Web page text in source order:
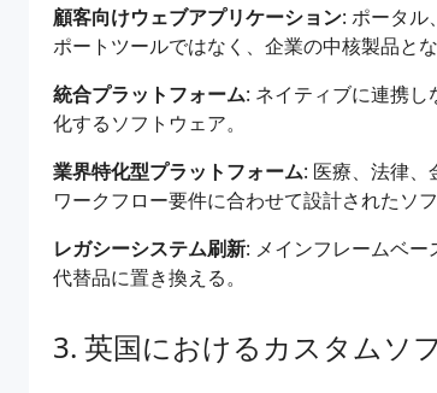
顧客向けウェブアプリケーション: ポータル
ポートツールではなく、企業の中核製品と
統合プラットフォーム: ネイティブに連携
化するソフトウェア。
業界特化型プラットフォーム: 医療、法律、
ワークフロー要件に合わせて設計されたソフ
レガシーシステム刷新: メインフレームベ
代替品に置き換える。
英国におけるカスタムソ